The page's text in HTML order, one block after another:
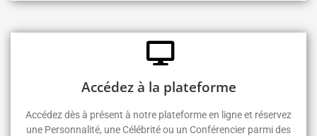
Accédez à la plateforme
Accédez dès à présent à notre plateforme en ligne et réservez
une Personnalité, une Célébrité ou un Conférencier parmi des